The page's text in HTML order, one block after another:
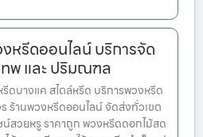
หรีดออนไลน์ บริการจัด
พ และ ปริมณฑล
บางแค สไตล์หรีด บริการพวงหรีด
ร้านพวงหรีดออนไลน์ จัดส่งทั่วเขต
สวยหรู ราคาถูก พวงหรีดดอกไม้สด